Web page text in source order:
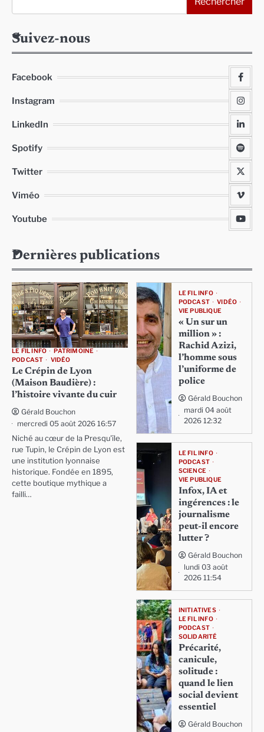
Suivez-nous
Facebook
Instagram
LinkedIn
Spotify
Twitter
Viméo
Youtube
Dernières publications
LE FIL INFO
PATRIMOINE
PODCAST
VIDÉO
Le Crépin de Lyon
(Maison Baudière) :
l’histoire vivante du cuir
Gérald Bouchon
mercredi 05 août 2026 16:57
Niché au cœur de la Presqu'île,
rue Tupin, le Crépin de Lyon est
une institution lyonnaise
historique. Fondée en 1895,
cette boutique mythique a
failli…
LE FIL INFO
PODCAST
VIDÉO
VIE PUBLIQUE
« Un sur un
million » :
Rachid Azizi,
l’homme sous
l’uniforme de
police
Gérald Bouchon
mardi 04 août
2026 12:32
LE FIL INFO
PODCAST
SCIENCE
VIE PUBLIQUE
Infox, IA et
ingérences : le
journalisme
peut-il encore
lutter ?
Gérald Bouchon
lundi 03 août
2026 11:54
INITIATIVES
LE FIL INFO
PODCAST
SOLIDARITÉ
Précarité,
canicule,
solitude :
quand le lien
social devient
essentiel
Gérald Bouchon